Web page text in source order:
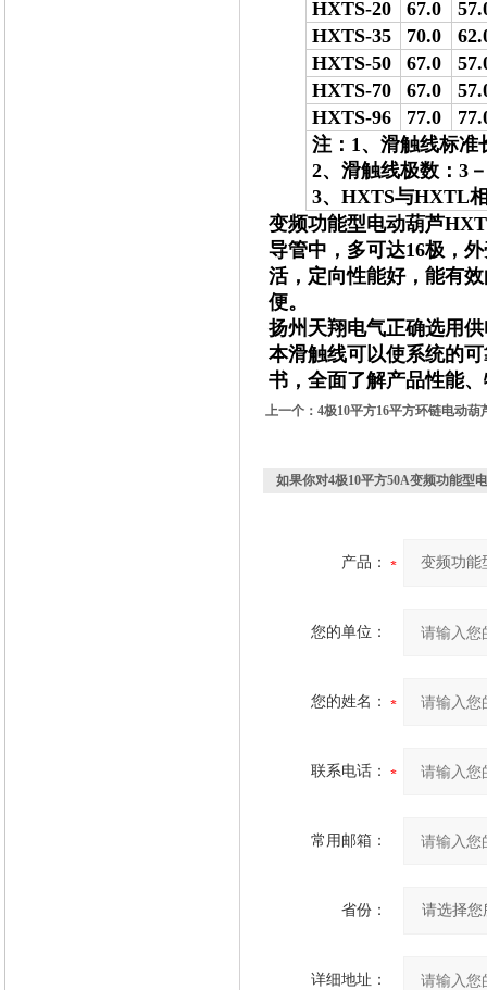
HXTS-20 67.0
HXTS-35
70.0
HXTS-50
67.0
HXTS-70
67.0
HXTS-96
77.0
注：1、滑触线标准
2、滑触线极数：3
3、HXTS与HXTL
变频功能型电动葫芦
导管中，多可达16极，
活，定向性能好，能有
便。
扬州天翔电气正确选用
本滑触线可以使系统的
书，全面了解产品性能
上一个： 4极10平方16平方环链电动
如果你对4极10平方50A变频功能型
产品：
您的单位：
您的姓名：
联系电话：
常用邮箱：
省份：
详细地址：